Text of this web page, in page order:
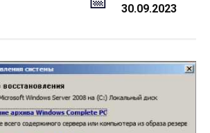
30.09.2023